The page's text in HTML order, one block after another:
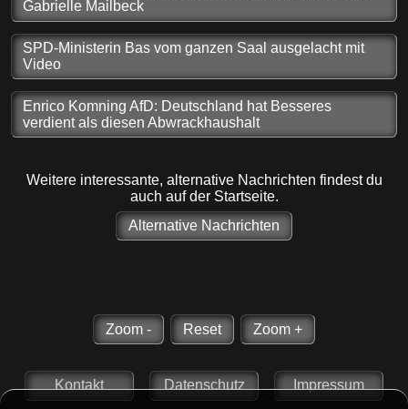
Gabrielle Mailbeck
SPD-Ministerin Bas vom ganzen Saal ausgelacht mit
Video
Enrico Komning AfD: Deutschland hat Besseres
verdient als diesen Abwrackhaushalt
Weitere interessante, alternative Nachrichten findest du
auch auf der Startseite.
Alternative Nachrichten
Zoom - Reset Zoom +
Kontakt Datenschutz Impressum